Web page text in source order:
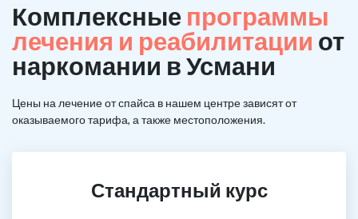
Комплексные программы
лечения и реабилитации от
наркомании в Усмани
Цены на лечение от спайса в нашем центре зависят от
оказываемого тарифа, а также местоположения.
Стандартный курс